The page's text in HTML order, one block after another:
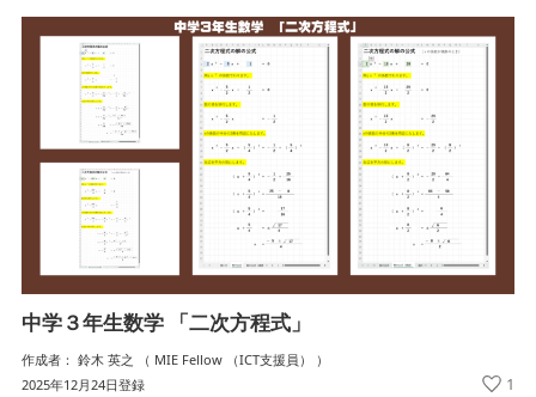
中学３年生数学 「二次方程式」
作成者： 鈴木 英之 （ MIE Fellow （ICT支援員） ）
2025年12月24日登録
1